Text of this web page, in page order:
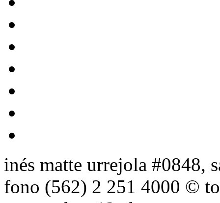
inés matte urrejola #0848,
fono (562) 2 251 4000 ©